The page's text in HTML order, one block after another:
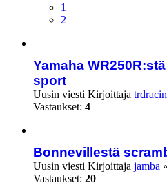
1
2
Yamaha
sport
Uusin viesti Kirjoittaja
Vastaukset: 4
Bonnevillestä
Uusin viesti Kirjoittaja jamba «
Vastaukset: 20